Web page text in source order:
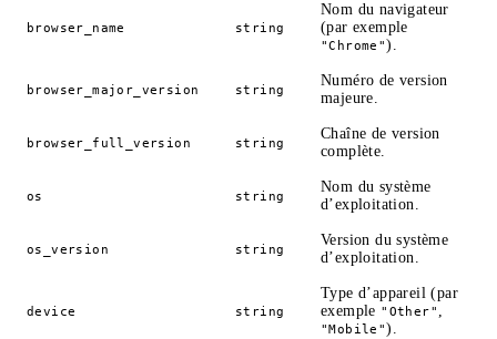
browser_name string
Nom du navigateur
(par exemple
"Chrome").
browser_major_version string
Numéro de version
majeure.
browser_full_version string
Chaîne de version
complète.
os string
Nom du système
d’exploitation.
os_version string
Version du système
d’exploitation.
device string
Type d’appareil (par
exemple "Other" ,
"Mobile").